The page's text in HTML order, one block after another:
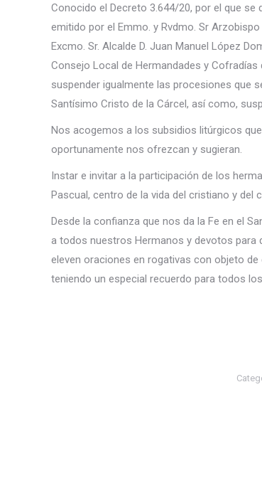
Conocido el Decreto 3.644/20, por el que
emitido por el Emmo. y Rvdmo. Sr
Excmo. Sr. Alcalde D. Juan Manuel López
Consejo Local de Hermandades y Cofradías
suspender igualmente las procesiones que
Santísimo Cristo de la Cárcel, así como,
Nos acogemos a los subsidios litúrgicos
oportunamente nos ofrezcan y sugieran.
Instar e invitar a la participación de los
Pascual, centro de la vida del cristiano y del
Desde la confianza que nos da la Fe en el
a todos nuestros Hermanos y devotos para
eleven oraciones en rogativas con objeto
teniendo un especial recuerdo para todos